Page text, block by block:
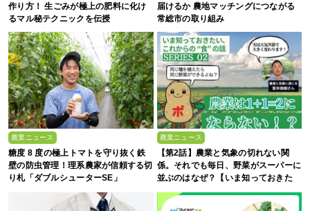
作り方！ 生ごみが極上の肥料に化け
るマル秘テクニックを伝授
届けるか 農地マッチングにつながる
常総市の取り組み
農業ニュース
糖度 8 度の極上トマトを守り抜く鉄
壁の防虫管理！理系農家が信頼する切
り札「ダブルシューターSE」
農業ニュース
【第2話】農業と気象の切れない関
係。それでも毎日、野菜がスーパーに
並ぶのはなぜ？【いま知っておきた